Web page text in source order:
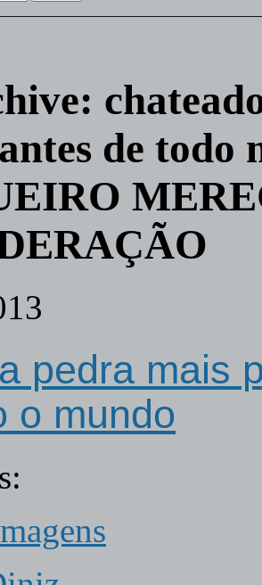
de todo
pedra mais
o mundo